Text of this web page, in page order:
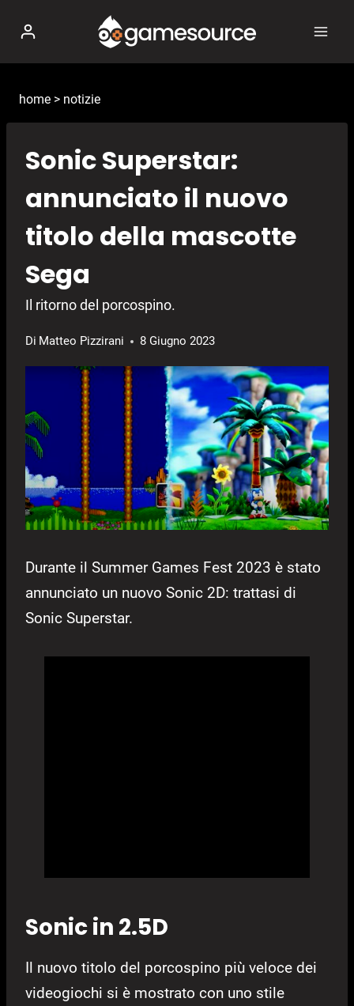
contenuto
home > notizie
Sonic Superstar:
annunciato il nuovo
titolo della mascotte
Sega
Il ritorno del porcospino.
Di Matteo Pizzirani 8 Giugno 2023
Durante il Summer Games Fest 2023 è stato
annunciato un nuovo Sonic 2D: trattasi di
Sonic Superstar.
Sonic in 2.5D
Il nuovo titolo del porcospino più veloce dei
videogiochi si è mostrato con uno stile